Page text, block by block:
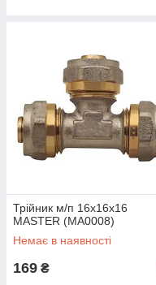
Трійник м/п 16x16x16
MASTER (MA0008)
Немає в наявності
169 ₴